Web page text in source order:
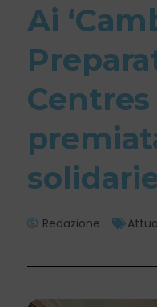
Ai
Centres
Redazione